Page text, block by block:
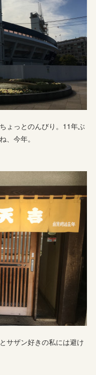
ょっとのんびり。11年ぶ
、今年。
サザン好きの私には避け